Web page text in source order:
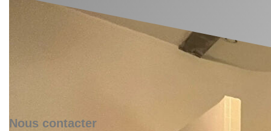
Nous contacter